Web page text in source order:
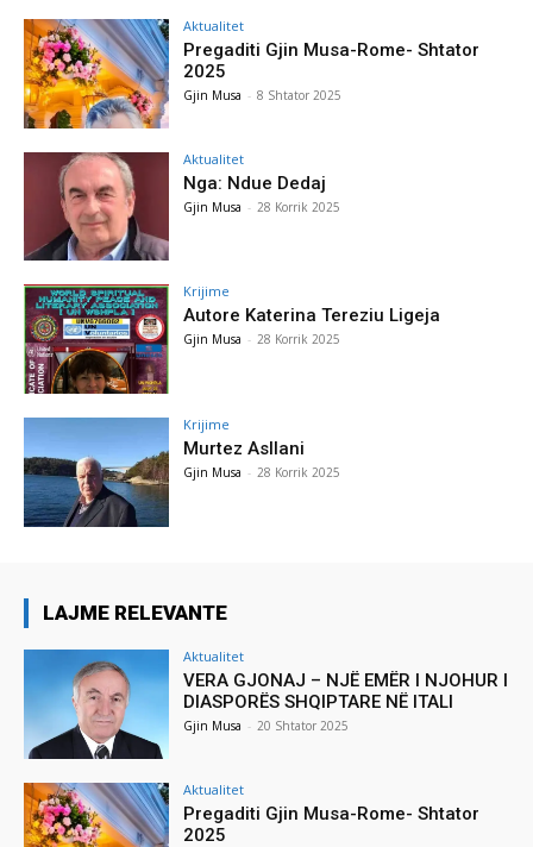
Aktualitet
Pregaditi Gjin Musa-Rome- Shtator
2025
Gjin Musa - 8 Shtator 2025
Aktualitet
Nga: Ndue Dedaj
Gjin Musa - 28 Korrik 2025
Krijime
Autore Katerina Tereziu Ligeja
Gjin Musa - 28 Korrik 2025
Krijime
Murtez Asllani
Gjin Musa - 28 Korrik 2025
LAJME RELEVANTE
Aktualitet
VERA GJONAJ – NJË EMËR I NJOHUR I
DIASPORËS SHQIPTARE NË ITALI
Gjin Musa - 20 Shtator 2025
Aktualitet
Pregaditi Gjin Musa-Rome- Shtator
2025